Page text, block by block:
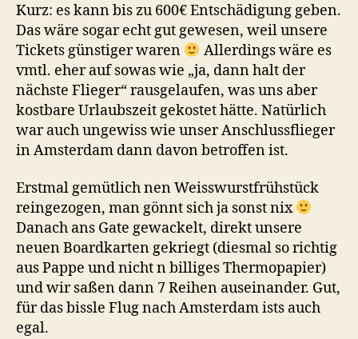
Kurz: es kann bis zu 600€ Entschädigung geben.
Das wäre sogar echt gut gewesen, weil unsere
Tickets günstiger waren
Allerdings wäre es
vmtl. eher auf sowas wie „ja, dann halt der
nächste Flieger“ rausgelaufen, was uns aber
kostbare Urlaubszeit gekostet hätte. Natürlich
war auch ungewiss wie unser Anschlussflieger
in Amsterdam dann davon betroffen ist.
Erstmal gemütlich nen Weisswurstfrühstück
reingezogen, man gönnt sich ja sonst nix
Danach ans Gate gewackelt, direkt unsere
neuen Boardkarten gekriegt (diesmal so richtig
aus Pappe und nicht n billiges Thermopapier)
und wir saßen dann 7 Reihen auseinander. Gut,
für das bissle Flug nach Amsterdam ists auch
egal.